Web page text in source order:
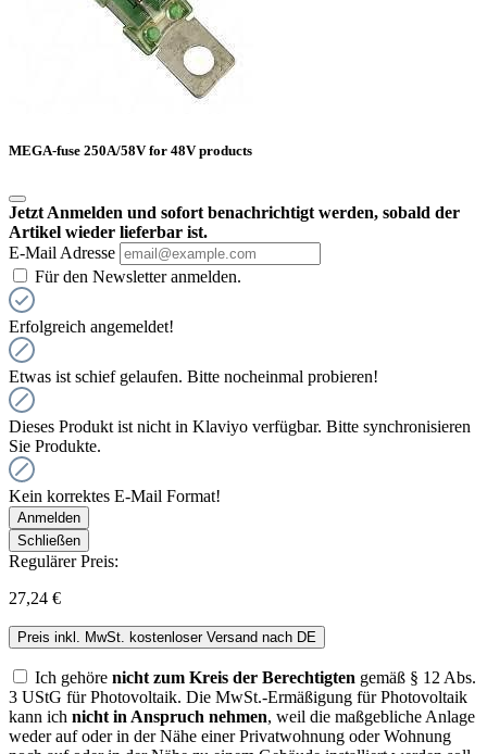
MEGA-fuse 250A/58V for 48V products
Jetzt Anmelden und sofort benachrichtigt werden, sobald der
Artikel wieder lieferbar ist.
E-Mail Adresse
Für den Newsletter anmelden.
Erfolgreich angemeldet!
Etwas ist schief gelaufen. Bitte nocheinmal probieren!
Dieses Produkt ist nicht in Klaviyo verfügbar. Bitte synchronisieren
Sie Produkte.
Kein korrektes E-Mail Format!
Anmelden
Schließen
Regulärer Preis:
27,24 €
Preis inkl. MwSt. kostenloser Versand nach DE
Ich gehöre nicht zum Kreis der Berechtigten gemäß § 12 Abs.
3 UStG für Photovoltaik. Die MwSt.-Ermäßigung für Photovoltaik
kann ich nicht in Anspruch nehmen, weil die maßgebliche Anlage
weder auf oder in der Nähe einer Privatwohnung oder Wohnung